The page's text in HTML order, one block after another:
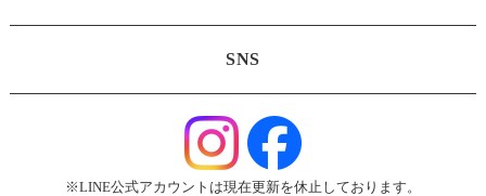
SNS
※LINE公式アカウントは現在更新を休止しております。